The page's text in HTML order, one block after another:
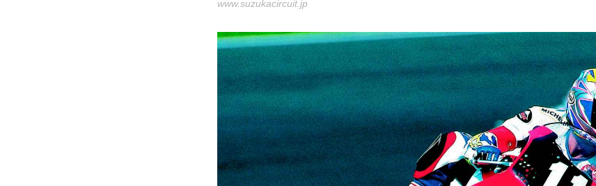
www.suzukacircuit.jp